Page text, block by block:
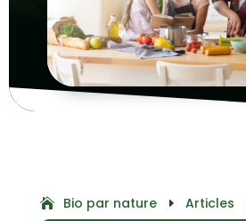
Bio par nature E Articles